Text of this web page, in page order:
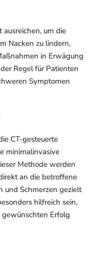
um die
Nacken zu lindern,
in Erwägung
Regel für Patienten
Symptomen
CT-gesteuerte
minimalinvasive
Methode werden
an die betroffene
und Schmerzen gezielt
hilfreich sein,
Erfolg